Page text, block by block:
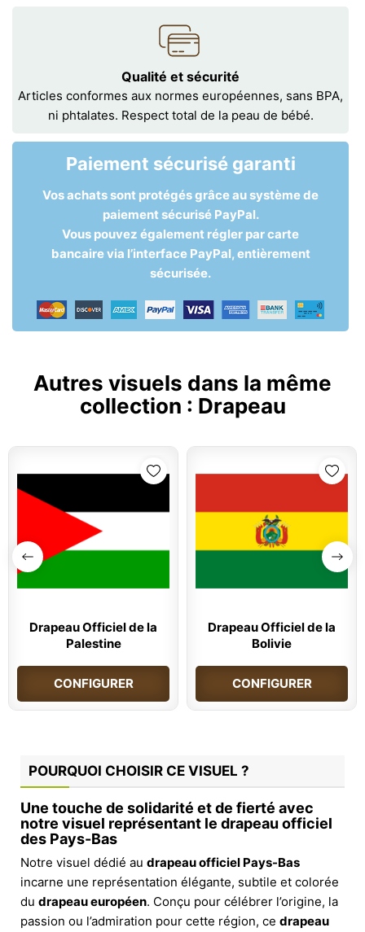
Qualité et sécurité
Articles conformes aux normes européennes, sans BPA,
ni phtalates. Respect total de la peau de bébé.
Paiement sécurisé garanti
Vos achats sont protégés grâce au système de
paiement sécurisé PayPal.
Vous pouvez également régler par carte
bancaire via l’interface PayPal, entièrement
sécurisée.
Autres visuels dans la même
collection : Drapeau
Drapeau Officiel de la
Palestine
CONFIGURER
Drapeau Officiel de la
Bolivie
CONFIGURER
POURQUOI CHOISIR CE VISUEL ?
Une touche de solidarité et de fierté avec
notre visuel représentant le drapeau officiel
des Pays-Bas
Notre visuel dédié au drapeau officiel Pays-Bas
incarne une représentation élégante, subtile et colorée
du drapeau européen. Conçu pour célébrer l’origine, la
passion ou l’admiration pour cette région, ce drapeau